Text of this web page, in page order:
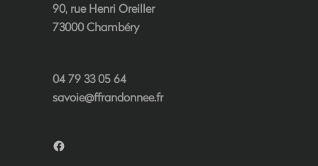
90, rue Henri Oreiller
73000 Chambéry
04 79 33 05 64
savoie@ffrandonnee.fr
Facebook